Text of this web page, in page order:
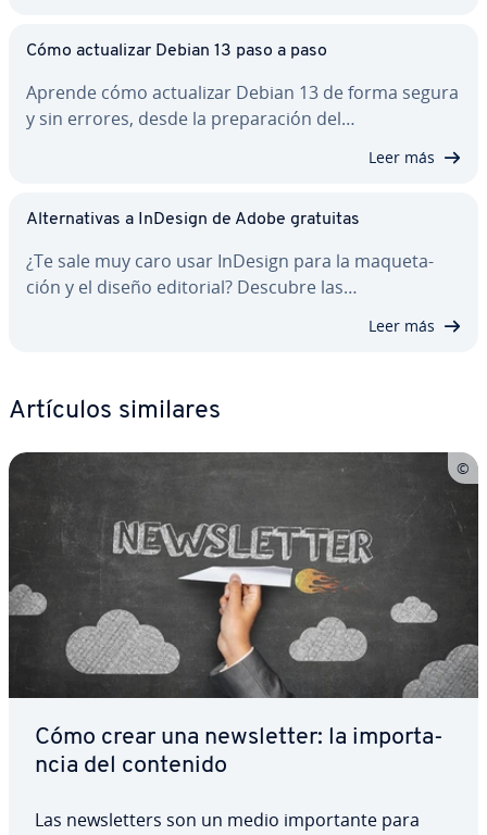
Cómo ac­tua­li­zar Debian 13 paso a paso
Aprende cómo ac­tua­li­zar Debian 13 de forma segura
y sin errores, desde la pre­pa­ra­ción del…
Leer más
Al­te­r­na­ti­vas a InDesign de Adobe gratuitas
¿Te sale muy caro usar InDesign para la ma­que­ta­
ción y el diseño editorial? Descubre las…
Leer más
Artículos similares
Cómo crear una ne­w­s­le­t­ter: la im­po­r­ta­
n­cia del contenido
Las ne­w­s­le­t­te­rs son un medio im­po­r­ta­n­te para